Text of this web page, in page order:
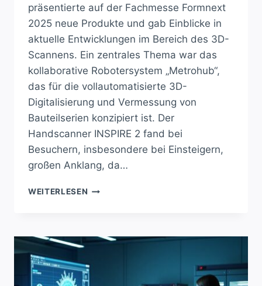
präsentierte auf der Fachmesse Formnext
2025 neue Produkte und gab Einblicke in
aktuelle Entwicklungen im Bereich des 3D-
Scannens. Ein zentrales Thema war das
kollaborative Robotersystem „Metrohub“,
das für die vollautomatisierte 3D-
Digitalisierung und Vermessung von
Bauteilserien konzipiert ist. Der
Handscanner INSPIRE 2 fand bei
Besuchern, insbesondere bei Einsteigern,
großen Anklang, da…
WEITERLESEN REVOLUTIONÄRE
DER
2025